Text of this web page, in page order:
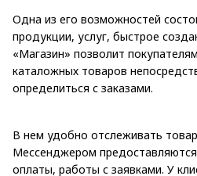
Одна из его возможностей
продукции, услуг, быстрое
«Магазин» позволит
каталожных товаров
определиться с заказами.
В нем удобно отслеживать
Мессенджером
оплаты, работы с заявками. У